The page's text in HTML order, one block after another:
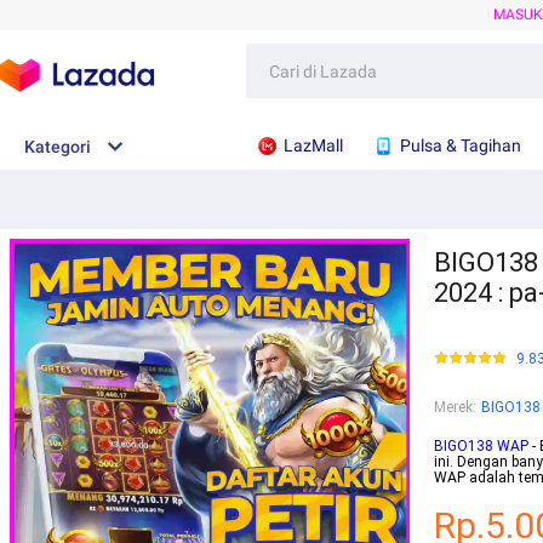
Kategori LazMall Pulsa & Tagihan
2024 :
Merek:
BIGO138 WAP -
ini. Dengan
WAP adalah